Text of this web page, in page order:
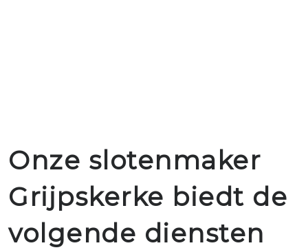
Onze slotenmaker
Grijpskerke biedt de
volgende diensten